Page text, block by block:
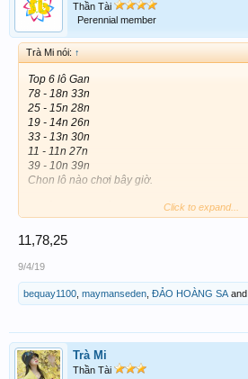
Thần Tài
Perennial member
Trà Mi nói: ↑
Top 6 lô Gan
78 - 18n 33n
25 - 15n 28n
19 - 14n 26n
33 - 13n 30n
11 - 11n 27n
39 - 10n 39n
Chon lô nào chơi bây giờ.
Click to expand...
11,78,25
9/4/19
bequay1100 maymanseden ĐẢO HOÀNG SA and
Trà Mi
Thần Tài